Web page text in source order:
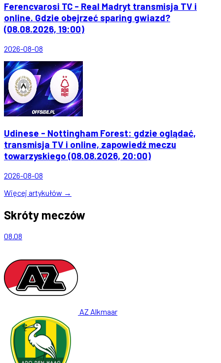
Ferencvarosi TC - Real Madryt transmisja TV i
online. Gdzie obejrzeć sparing gwiazd?
(08.08.2026, 19:00)
2026-08-08
Udinese - Nottingham Forest: gdzie oglądać,
transmisja TV i online, zapowiedź meczu
towarzyskiego (08.08.2026, 20:00)
2026-08-08
Więcej artykułów →
Skróty meczów
08.08
AZ Alkmaar